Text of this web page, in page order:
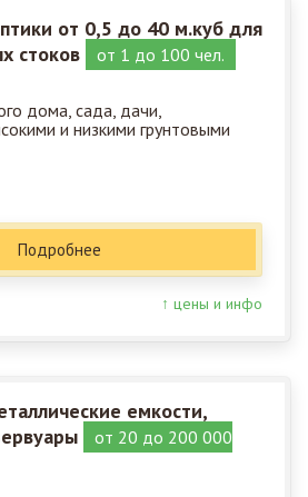
от 0,5 до 40 м.куб для
стоков
от 1 до 100 чел.
дома, сада, дачи,
и низкими грунтовыми
Подробнее
↑ цены и инфо
емкости,
от 20 до 200 000